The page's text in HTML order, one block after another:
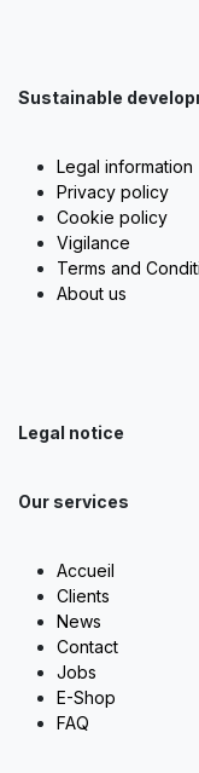
Sustainable
Legal information
Privacy policy
Cookie policy
Vigilance
Terms and
About us
Legal notice
Our services
Accueil
Clients
News
Contact
Jobs
E-Shop
FAQ